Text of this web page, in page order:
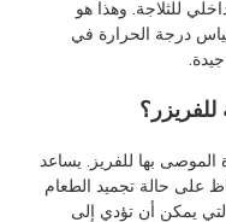
للثلاجة. وهذا هو
درجة الحرارة في
الموصى بها للفريز. يساعد
على حالة تجميد الطعام
يمكن أن تؤدي إلى